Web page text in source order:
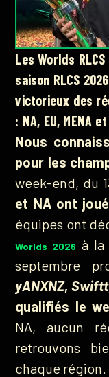
Les Worlds
saison RLCS
victorieux des
: NA, EU, MENA et
Nous
pour les
week-end, du
et NA ont
équipes ont
Worlds 2026 à la
septembre
yANXNZ, Swiftt
qualifiés le
NA, aucun
retrouvons
chaque région.